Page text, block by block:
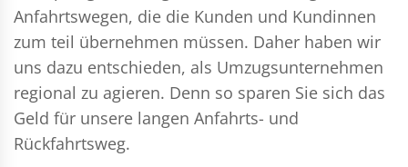
Anfahrtswegen, die die Kunden und Kundinnen
zum teil übernehmen müssen. Daher haben wir
uns dazu entschieden, als Umzugsunternehmen
regional zu agieren. Denn so sparen Sie sich das
Geld für unsere langen Anfahrts- und
Rückfahrtsweg.